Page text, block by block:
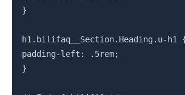
}
h1.bilifaq__Section.Heading.u-h1
padding-left: .5rem;
}